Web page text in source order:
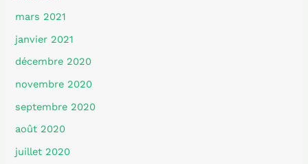
mars 2021
janvier 2021
décembre 2020
novembre 2020
septembre 2020
août 2020
juillet 2020